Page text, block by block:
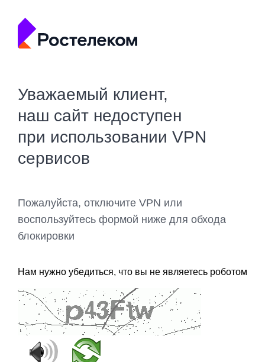
Уважаемый клиент,
наш сайт недоступен
при использовании VPN
сервисов
Пожалуйста, отключите VPN или
воспользуйтесь формой ниже для обхода
блокировки
Нам нужно убедиться, что вы не являетесь роботом